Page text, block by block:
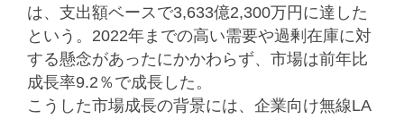
は、支出額ベースで3,633億2,300万円に達した
という。2022年までの高い需要や過剰在庫に対
する懸念があったにかかわらず、市場は前年比
成長率9.2％で成長した。
こうした市場成長の背景には、企業向け無線LA